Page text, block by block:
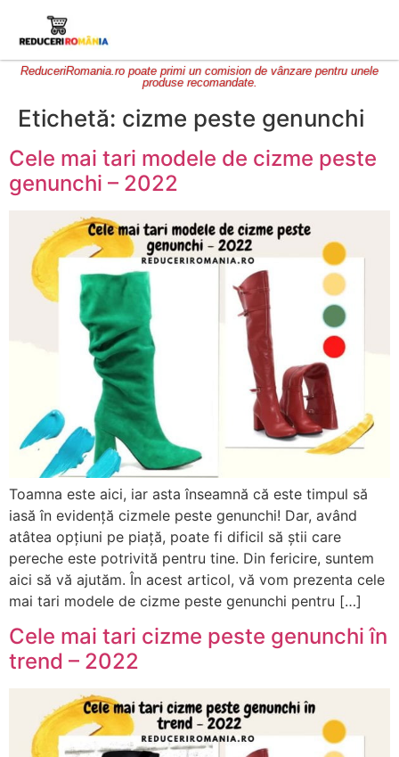
ReduceriRomania.ro poate primi un comision de vânzare pentru unele
produse recomandate.
Etichetă: cizme peste genunchi
Cele mai tari modele de cizme peste
genunchi – 2022
Toamna este aici, iar asta înseamnă că este timpul să
iasă în evidență cizmele peste genunchi! Dar, având
atâtea opțiuni pe piață, poate fi dificil să știi care
pereche este potrivită pentru tine. Din fericire, suntem
aici să vă ajutăm. În acest articol, vă vom prezenta cele
mai tari modele de cizme peste genunchi pentru […]
Cele mai tari cizme peste genunchi în
trend – 2022